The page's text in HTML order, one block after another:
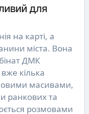
для
на карті, а
міста. Вона
ДМК
кілька
масивами,
ранкових та
розмовами